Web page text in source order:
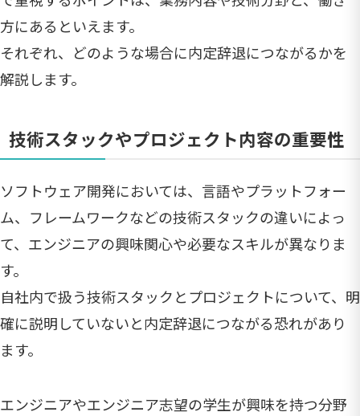
方にあるといえます。
それぞれ、どのような場合に内定辞退につながるかを
解説します。
技術スタックやプロジェクト内容の重要性
ソフトウェア開発においては、言語やプラットフォー
ム、フレームワークなどの技術スタックの違いによっ
て、エンジニアの興味関心や必要なスキルが異なりま
す。
自社内で扱う技術スタックとプロジェクトについて、明
確に説明していないと内定辞退につながる恐れがあり
ます。
エンジニアやエンジニア志望の学生が興味を持つ分野